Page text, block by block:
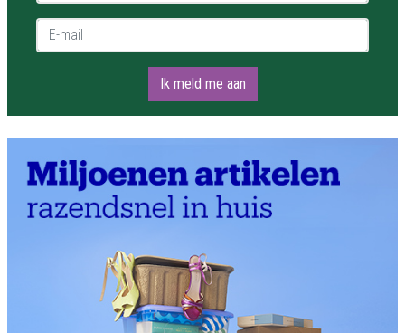
E-mail *
Ik meld me aan